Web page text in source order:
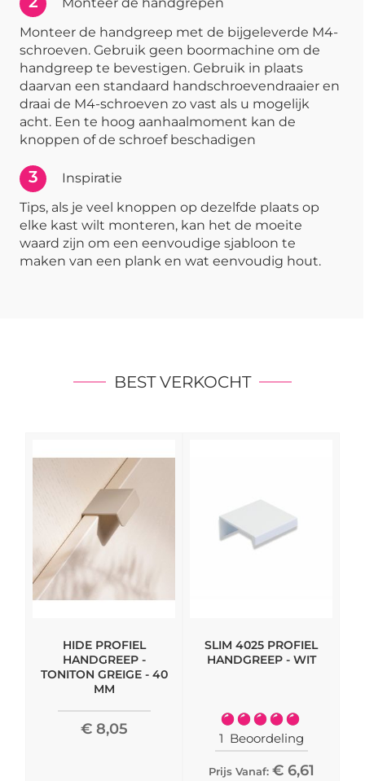
Monteer de handgreep met de bijgeleverde M4-
schroeven. Gebruik geen boormachine om de
handgreep te bevestigen. Gebruik in plaats
daarvan een standaard handschroevendraaier en
draai de M4-schroeven zo vast als u mogelijk
acht. Een te hoog aanhaalmoment kan de
knoppen of de schroef beschadigen
3
Inspiratie
Tips, als je veel knoppen op dezelfde plaats op
elke kast wilt monteren, kan het de moeite
waard zijn om een eenvoudige sjabloon te
maken van een plank en wat eenvoudig hout.
BEST VERKOCHT
HIDE PROFIEL
HANDGREEP -
TONITON GREIGE - 40
MM
€ 8,05
SLIM 4025 PROFIEL
HANDGREEP - WIT
Waardering:
100%
1 Beoordeling
Prijs Vanaf: € 6,61